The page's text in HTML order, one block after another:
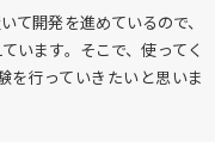
て開発を進めているので、
います。そこで、使ってく
を行っていきたいと思いま